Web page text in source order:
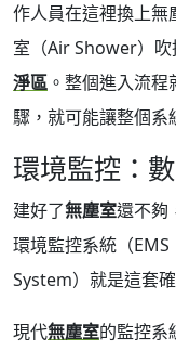
作人員在這裡換上無
室（Air Shower）
淨區 。整個進入流
驟，就可能讓整個系
環境監控：
建好了無塵室還不夠
環境監控系統（
System）就是這套
現代無塵室的監控系